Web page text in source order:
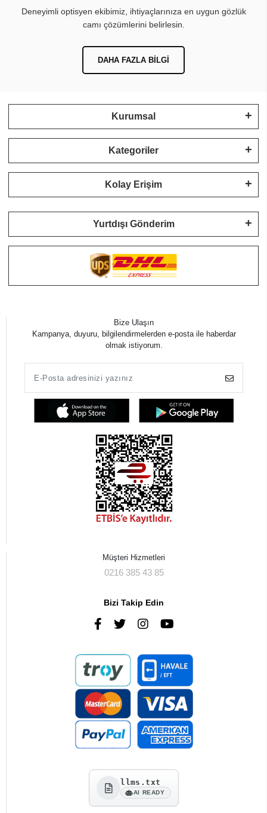
Deneyimli optisyen ekibimiz, ihtiyaçlarınıza en uygun gözlük
camı çözümlerini belirlesin.
DAHA FAZLA BILGI
Kurumsal
Kategoriler
Kolay Erişim
Yurtdışı Gönderim
Bize Ulaşın
Kampanya, duyuru, bilgilendirmelerden e-posta ile haberdar
olmak istiyorum.
Müşteri Hizmetleri
0216 385 43 85
Bizi Takip Edin
llms.txt
AI READY